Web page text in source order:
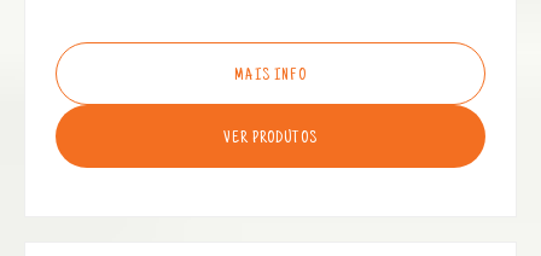
MAIS INFO
VER PRODUTOS